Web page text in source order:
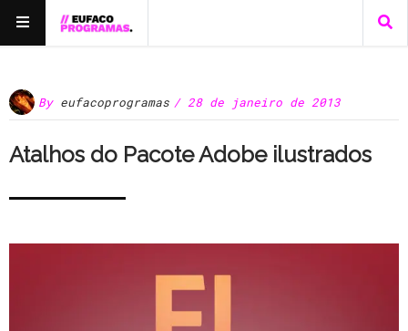
By eufacoprogramas / 28 de janeiro de 2013
Atalhos do Pacote Adobe ilustrados